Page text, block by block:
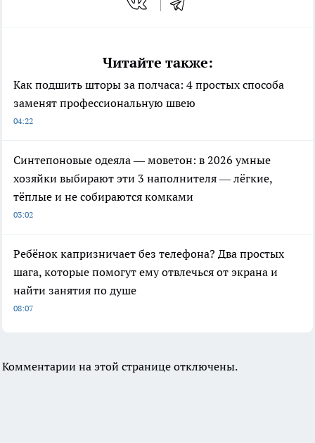
Читайте также:
Как подшить шторы за полчаса: 4 простых способа
заменят профессиональную швею
04:22
Синтепоновые одеяла — моветон: в 2026 умные
хозяйки выбирают эти 3 наполнителя — лёгкие,
тёплые и не собираются комками
03:02
Ребёнок капризничает без телефона? Два простых
шага, которые помогут ему отвлечься от экрана и
найти занятия по душе
08:07
Комментарии на этой странице отключены.